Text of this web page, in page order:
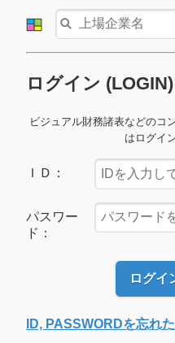
ログイン
ビジュアル財務諸表などのコ
はログイ
ＩＤ：
パスワー
ド：
ログイ
ID, PASSWORDを忘れ